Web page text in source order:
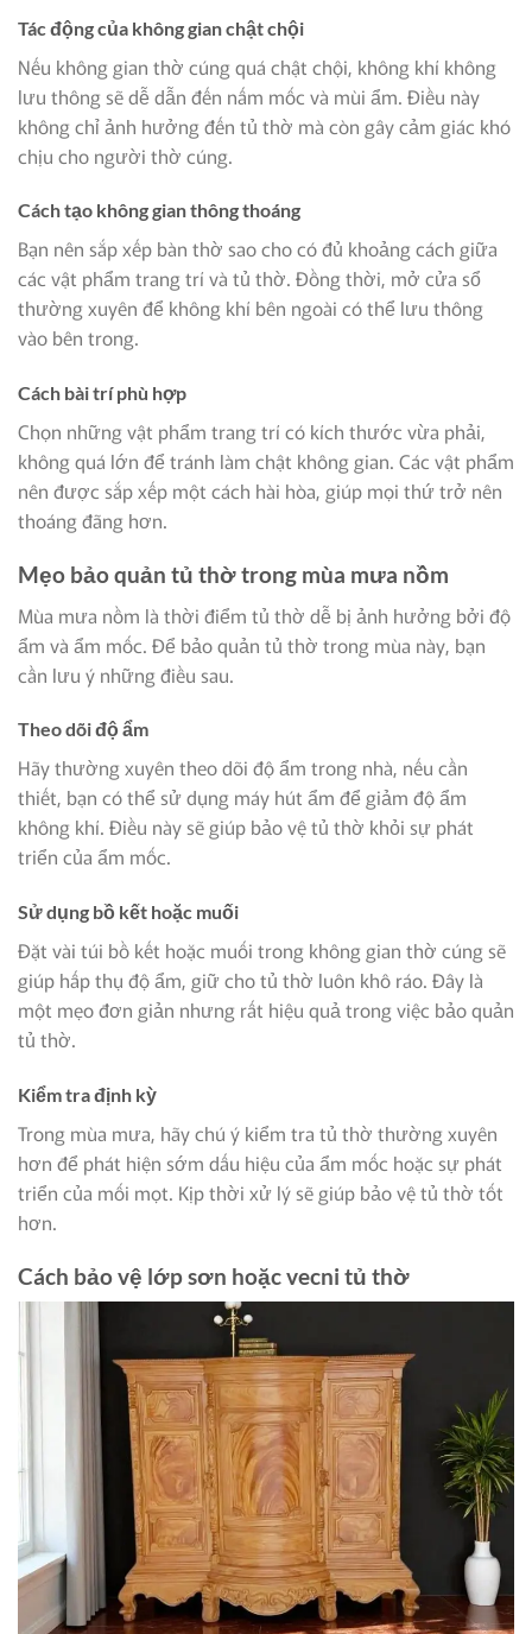
Tác động của không gian chật chội
Nếu không gian thờ cúng quá chật chội, không khí không
lưu thông sẽ dễ dẫn đến nấm mốc và mùi ẩm. Điều này
không chỉ ảnh hưởng đến tủ thờ mà còn gây cảm giác khó
chịu cho người thờ cúng.
Cách tạo không gian thông thoáng
Bạn nên sắp xếp bàn thờ sao cho có đủ khoảng cách giữa
các vật phẩm trang trí và tủ thờ. Đồng thời, mở cửa sổ
thường xuyên để không khí bên ngoài có thể lưu thông
vào bên trong.
Cách bài trí phù hợp
Chọn những vật phẩm trang trí có kích thước vừa phải,
không quá lớn để tránh làm chật không gian. Các vật phẩm
nên được sắp xếp một cách hài hòa, giúp mọi thứ trở nên
thoáng đãng hơn.
Mẹo bảo quản tủ thờ trong mùa mưa nồm
Mùa mưa nồm là thời điểm tủ thờ dễ bị ảnh hưởng bởi độ
ẩm và ẩm mốc. Để bảo quản tủ thờ trong mùa này, bạn
cần lưu ý những điều sau.
Theo dõi độ ẩm
Hãy thường xuyên theo dõi độ ẩm trong nhà, nếu cần
thiết, bạn có thể sử dụng máy hút ẩm để giảm độ ẩm
không khí. Điều này sẽ giúp bảo vệ tủ thờ khỏi sự phát
triển của ẩm mốc.
Sử dụng bồ kết hoặc muối
Đặt vài túi bồ kết hoặc muối trong không gian thờ cúng sẽ
giúp hấp thụ độ ẩm, giữ cho tủ thờ luôn khô ráo. Đây là
một mẹo đơn giản nhưng rất hiệu quả trong việc bảo quản
tủ thờ.
Kiểm tra định kỳ
Trong mùa mưa, hãy chú ý kiểm tra tủ thờ thường xuyên
hơn để phát hiện sớm dấu hiệu của ẩm mốc hoặc sự phát
triển của mối mọt. Kịp thời xử lý sẽ giúp bảo vệ tủ thờ tốt
hơn.
Cách bảo vệ lớp sơn hoặc vecni tủ thờ